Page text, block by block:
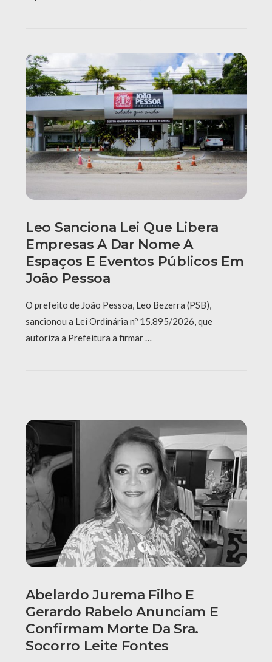
Leo Sanciona Lei Que Libera
Empresas A Dar Nome A
Espaços E Eventos Públicos Em
João Pessoa
O prefeito de João Pessoa, Leo Bezerra (PSB),
sancionou a Lei Ordinária nº 15.895/2026, que
autoriza a Prefeitura a firmar …
Abelardo Jurema Filho E
Gerardo Rabelo Anunciam E
Confirmam Morte Da Sra.
Socorro Leite Fontes